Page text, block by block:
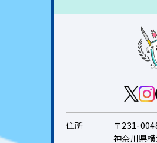
住所
〒231-
神奈川県